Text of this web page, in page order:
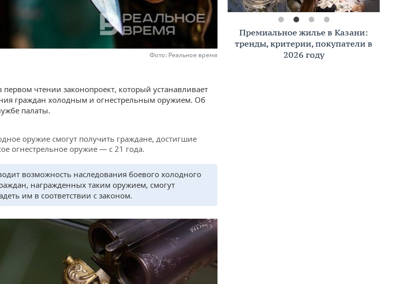
Фото: Реальное время
первом чтении законопроект, который устанавливает
граждан холодным и огнестрельным оружием. Об
палаты.
оружие смогут получить граждане, достигшие
огнестрельное оружие — с 21 года.
возможность наследования боевого холодного
награжденных таким оружием, смогут
им в соответствии с законом.
Премиальное жилье в Казани:
тренды, критерии, покупатели в
2026 году